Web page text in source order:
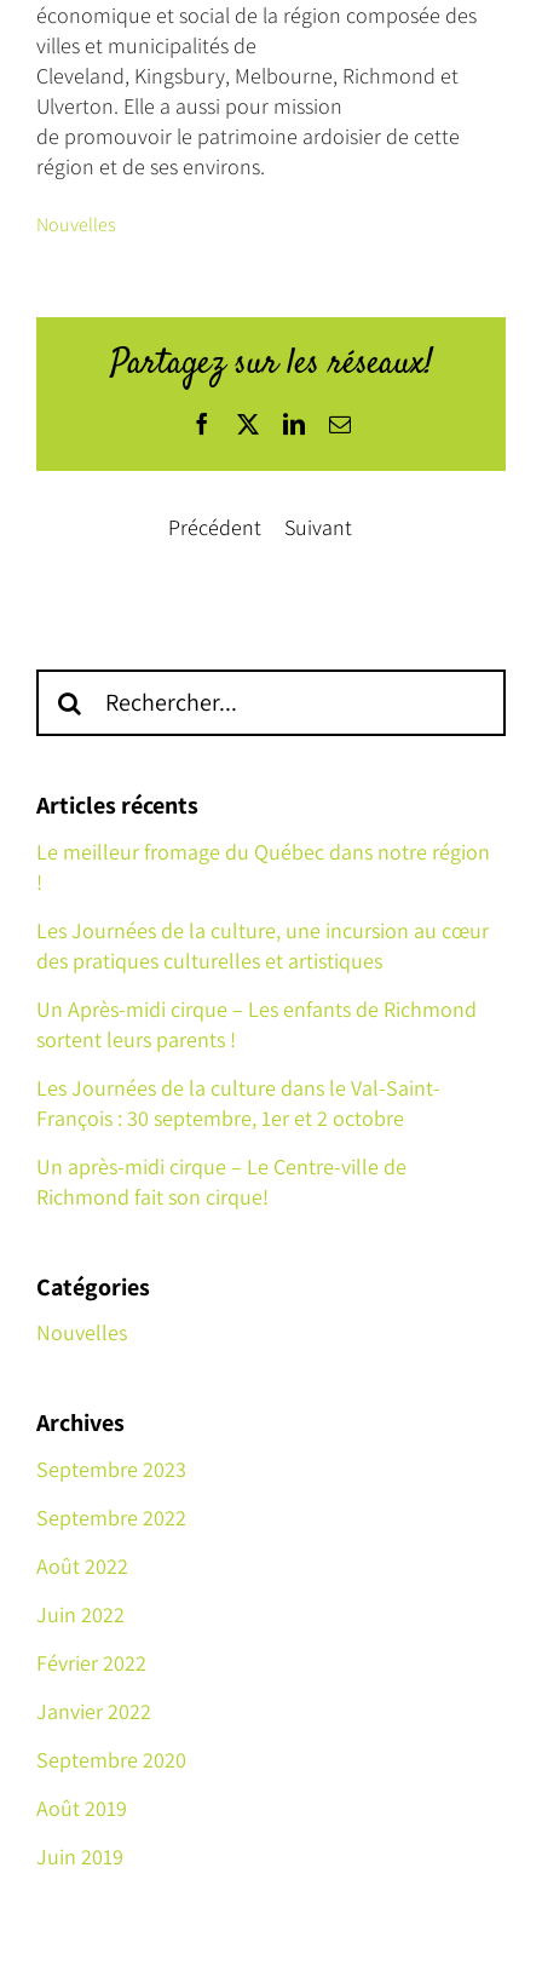
économique et social de la région composée des
villes et municipalités de
Cleveland, Kingsbury, Melbourne, Richmond et
Ulverton. Elle a aussi pour mission
de promouvoir le patrimoine ardoisier de cette
région et de ses environs.
Nouvelles
Partagez sur les réseaux!
Facebook LinkedInCourriel
Précédent Suivant
sur
le
:Articles récents
Le meilleur fromage du Québec dans notre région
!
Les Journées de la culture, une incursion au cœur
des pratiques culturelles et artistiques
Un Après-midi cirque – Les enfants de Richmond
sortent leurs parents !
Les Journées de la culture dans le Val-Saint-
François : 30 septembre, 1er et 2 octobre
Un après-midi cirque – Le Centre-ville de
Richmond fait son cirque!
Catégories
Nouvelles
Archives
Septembre 2023
Septembre 2022
Août 2022
Juin 2022
Février 2022
Janvier 2022
Septembre 2020
Août 2019
Juin 2019